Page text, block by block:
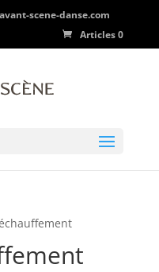
scene-danse.com
Articles 0